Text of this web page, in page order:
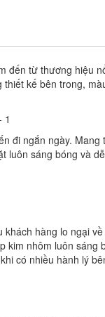
đến từ thương hiệu
kế bên trong,
đi ngắn ngày.
sáng bóng và
hàng lo ngại
kim nhôm luôn
có nhiều hành lý